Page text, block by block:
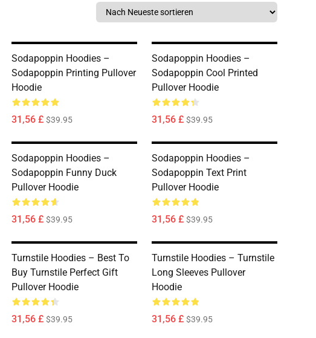
Sodapoppin Hoodies –
Sodapoppin Printing Pullover
Hoodie
31,56 £ $39.95
Sodapoppin Hoodies –
Sodapoppin Cool Printed
Pullover Hoodie
31,56 £ $39.95
Sodapoppin Hoodies –
Sodapoppin Funny Duck
Pullover Hoodie
31,56 £ $39.95
Sodapoppin Hoodies –
Sodapoppin Text Print
Pullover Hoodie
31,56 £ $39.95
Turnstile Hoodies – Best To
Buy Turnstile Perfect Gift
Pullover Hoodie
31,56 £ $39.95
Turnstile Hoodies – Turnstile
Long Sleeves Pullover
Hoodie
31,56 £ $39.95